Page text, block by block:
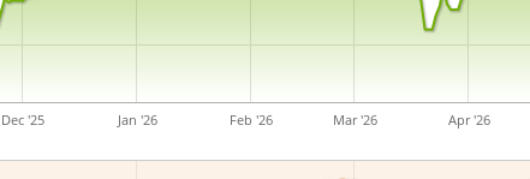
Dec '25 Jan '26 Feb '26 Mar '26 Apr '26